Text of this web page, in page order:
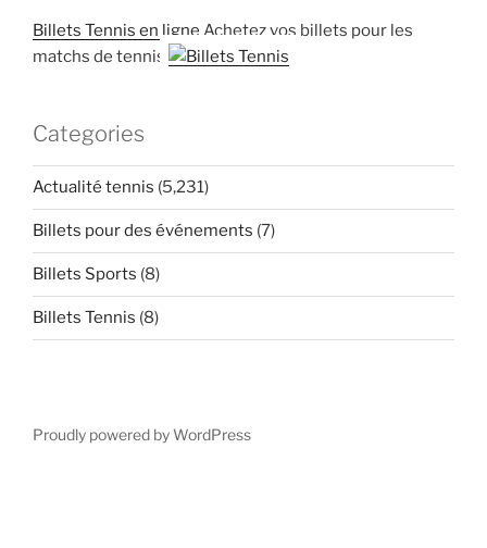
Billets Tennis en ligne Achetez vos billets pour les
matchs de tennis
Categories
Actualité tennis (5,231)
Billets pour des événements (7)
Billets Sports (8)
Billets Tennis (8)
Proudly powered by WordPress